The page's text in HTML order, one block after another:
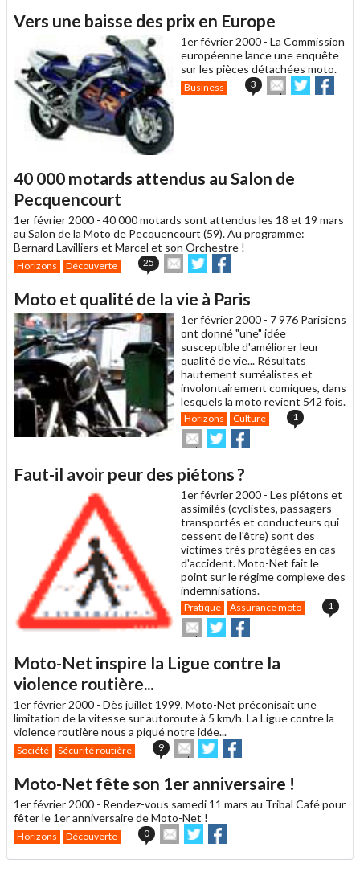
à
ami
Vers une baisse des prix en Europe
1er février 2000 - La Commission
européenne lance une enquête
sur les pièces détachées moto.
Business 3
Envoyer
cet
Partager
sur sur
40 000 motards attendus au Salon de
Pecquencourt
1er février 2000 - 40 000 motards sont attendus les 18 et 19 mars
au Salon de la Moto de Pecquencourt (59). Au programme:
Bernard Lavilliers et Marcel et son Orchestre !
Horizons Découverte 25
Envoyer
cet
à
un
ami
Partager
sur sur
Moto et qualité de la vie à Paris
1er février 2000 - 7 976 Parisiens
ont donné "une" idée
susceptible d'améliorer leur
qualité de vie... Résultats
hautement surréalistes et
involontairement comiques, dans
lesquels la moto revient 542 fois.
Horizons Culture 1
Envoyer
cet
à
un
ami
Partager
sur
sur
Faut-il avoir peur des piétons ?
1er février 2000 - Les piétons et
assimilés (cyclistes, passagers
transportés et conducteurs qui
cessent de l'être) sont des
victimes très protégées en cas
d'accident. Moto-Net fait le
point sur le régime complexe des
indemnisations.
Pratique Assurance moto 1
Envoyer
cet
à
Partager
sur
sur
Moto-Net inspire la Ligue contre la
violence routière...
1er février 2000 - Dès juillet 1999, Moto-Net préconisait une
limitation de la vitesse sur autoroute à 5 km/h. La Ligue contre la
violence routière nous a piqué notre idée...
Société Sécurité routière 9
Envoyer
cet
à
un
ami
Partager
sur sur
Moto-Net fête son 1er anniversaire !
1er février 2000 - Rendez-vous samedi 11 mars au Tribal Café pour
fêter le 1er anniversaire de Moto-Net !
Horizons Découverte 0
Envoyer
cet
article
Partager
sur
Twitter
sur
Facebook